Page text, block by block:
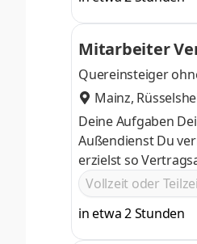
Mitarbeiter
Quereinsteiger
Mainz,
Deine Aufgaben
Außendienst Du vermarktest gezielt und überzeugend Telekommunikations- und Energiepremiumprodukte und
erzielst so Vertragsabschlüsse Darüber hinaus wendest du
Vertriebsprozesse
Vollzeit oder
in etwa 2 Stunden